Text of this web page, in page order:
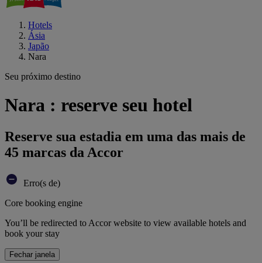
Hotels
Ásia
Japão
Nara
Seu próximo destino
Nara : reserve seu hotel
Reserve sua estadia em uma das mais de
45 marcas da Accor
Erro(s de)
Core booking engine
You’ll be redirected to Accor website to view available hotels and
book your stay
Fechar janela